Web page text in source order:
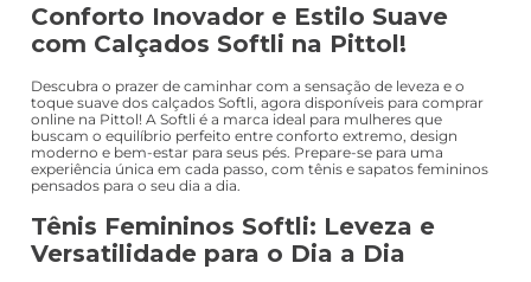
Conforto Inovador e Estilo Suave
com Calçados Softli na Pittol!
Descubra o prazer de caminhar com a sensação de leveza e o
toque suave dos calçados Softli, agora disponíveis para comprar
online na Pittol! A Softli é a marca ideal para mulheres que
buscam o equilíbrio perfeito entre conforto extremo, design
moderno e bem-estar para seus pés. Prepare-se para uma
experiência única em cada passo, com tênis e sapatos femininos
pensados para o seu dia a dia.
Tênis Femininos Softli: Leveza e
Versatilidade para o Dia a Dia